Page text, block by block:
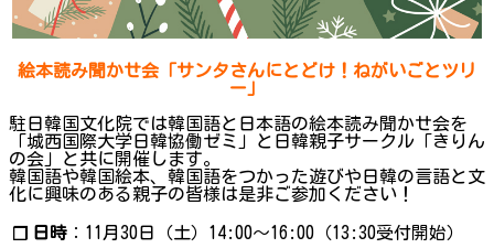
絵本読み聞かせ会 「サンタさんにとどけ！ねがいごとツリ
ー」
駐日韓国文化院では韓国語と日本語の絵本読み聞かせ会を
「城西国際大学日韓協働ゼミ」と日韓親子サークル「きりん
の会」と共に開催します。
韓国語や韓国絵本、韓国語をつかった遊びや日韓の言語と文
化に興味のある親子の皆様は是非ご参加ください！
❐ 日時 ：11月30日（土）14:00～16:00（13:30受付開始）